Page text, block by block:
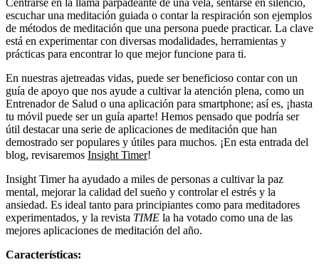
Centrarse en la llama parpadeante de una vela, sentarse en silencio,
escuchar una meditación guiada o contar la respiración son ejemplos
de métodos de meditación que una persona puede practicar. La clave
está en experimentar con diversas modalidades, herramientas y
prácticas para encontrar lo que mejor funcione para ti.
En nuestras ajetreadas vidas, puede ser beneficioso contar con un
guía de apoyo que nos ayude a cultivar la atención plena, como un
Entrenador de Salud o una aplicación para smartphone; así es, ¡hasta
tu móvil puede ser un guía aparte! Hemos pensado que podría ser
útil destacar una serie de aplicaciones de meditación que han
demostrado ser populares y útiles para muchos. ¡En esta entrada del
blog, revisaremos Insight Timer!
Insight Timer ha ayudado a miles de personas a cultivar la paz
mental, mejorar la calidad del sueño y controlar el estrés y la
ansiedad. Es ideal tanto para principiantes como para meditadores
experimentados, y la revista TIME la ha votado como una de las
mejores aplicaciones de meditación del año.
Características: